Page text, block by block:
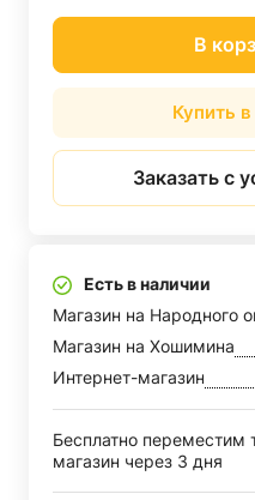
В
Купить
Заказать с
Есть в наличии
Магазин на Народного
Магазин на Хошимина
Интернет-магазин
Бесплатно переместим
магазин через 3 дня